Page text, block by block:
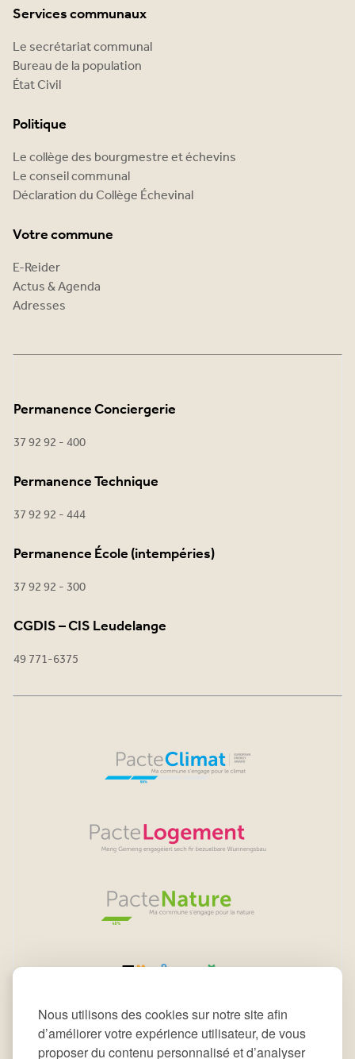
Nous utilisons des cookies sur notre site afin
d’améliorer votre expérience utilisateur, de vous
proposer du contenu personnalisé et d’analyser
Services communaux
Le secrétariat communal
Bureau de la population
État Civil
Politique
Le collège des bourgmestre et échevins
Le conseil communal
Déclaration du Collège Échevinal
Votre commune
E-Reider
Actus & Agenda
Adresses
Permanence Conciergerie
37 92 92 - 400
Permanence Technique
37 92 92 - 444
Permanence École (intempéries)
37 92 92 - 300
CGDIS – CIS Leudelange
49 771-6375